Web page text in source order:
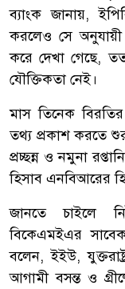
ব্যাংক জানায়,
করলেও সে অনুযায়ী
করে দেখা গেছে,
যৌক্তিকতা নেই।
মাস তিনেক
তথ্য প্রকাশ করতে
প্রচ্ছন্ন ও নমুনা
হিসাব এনবিআরের
জানতে চাইলে
বিকেএমইএর
বলেন, ইইউ,
আগামী বসন্ত ও